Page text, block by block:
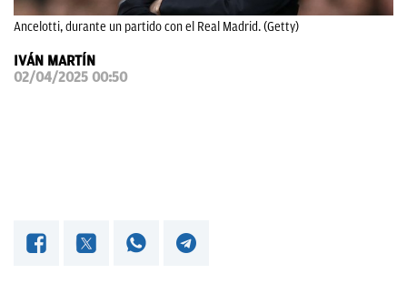
Ancelotti, durante un partido con el Real Madrid. (Getty)
IVÁN MARTÍN
02/04/2025 00:50